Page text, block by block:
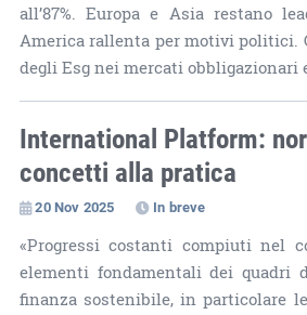
all’87%. Europa e Asia restano
America rallenta per motivi politici.
degli Esg nei mercati obbligazionari
International Platform:
concetti alla pratica
20 Nov 2025 In breve
«Progressi costanti compiuti nel
elementi fondamentali dei quadri
finanza sostenibile, in particolare